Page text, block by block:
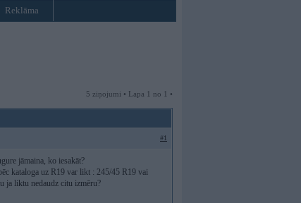
Reklāma
5 ziņojumi • Lapa 1 no 1 •
#1
jāmaina, ko iesakāt?
kataloga uz R19 var likt : 245/45 R19 vai
ja liktu nedaudz citu izmēru?